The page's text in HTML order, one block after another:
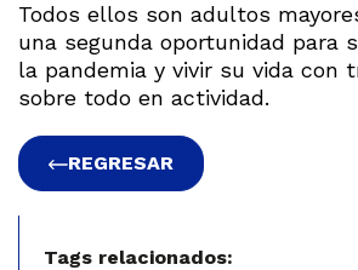
Todos ellos son adultos
una segunda oportunidad para
la pandemia y vivir su vida con
sobre todo en actividad.
REGRESAR
Tags relacionados: